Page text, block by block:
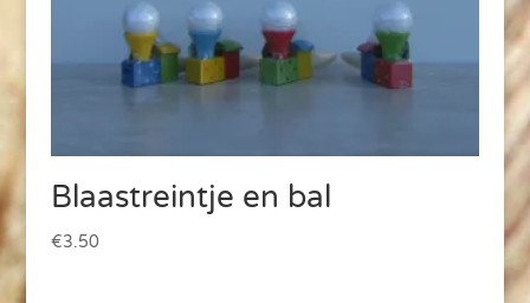
Blaastreintje en bal
€3.50